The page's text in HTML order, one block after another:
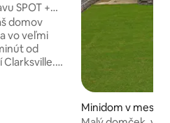
SPOT +
domov
vo veľmi
od
Minidom v meste